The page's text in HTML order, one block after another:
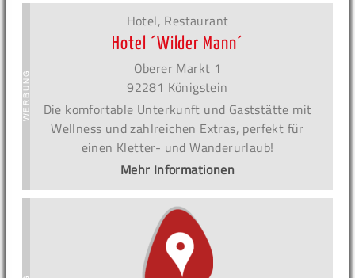
Hotel, Restaurant
Hotel ´Wilder Mann´
Oberer Markt 1
92281 Königstein
Die komfortable Unterkunft und Gaststätte mit
Wellness und zahlreichen Extras, perfekt für
einen Kletter- und Wanderurlaub!
Mehr Informationen